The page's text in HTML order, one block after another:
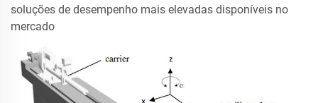
soluções de desempenho mais elevadas disponíveis no
mercado